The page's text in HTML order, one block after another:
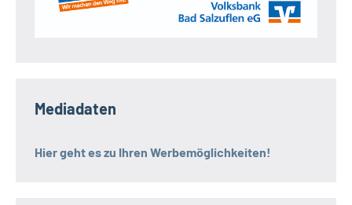
Mediadaten
Hier geht es zu Ihren Werbemöglichkeiten!